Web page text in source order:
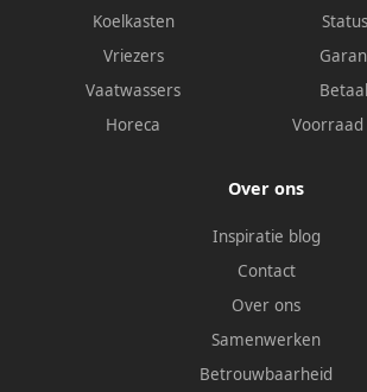
Koelkasten
Vriezers
Vaatwassers
Horeca
Voorraad
Over ons
Inspiratie blog
Contact
Over ons
Samenwerken
Betrouwbaarheid